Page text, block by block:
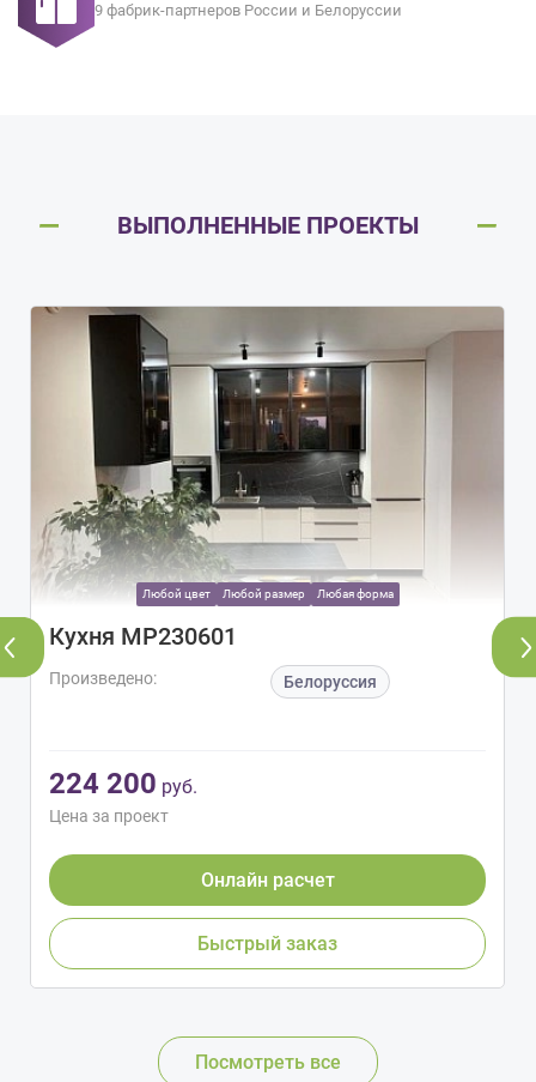
9 фабрик-партнеров России и Белоруссии
ВЫПОЛНЕННЫЕ ПРОЕКТЫ
Любой цвет Любой размер Любая форма
Кухня МР230601
Произведено: Белоруссия
224 200 руб.
Цена за проект
Онлайн расчет
Быстрый заказ
Посмотреть все